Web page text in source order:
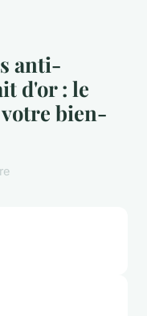
anti-
d'or : le
bien-